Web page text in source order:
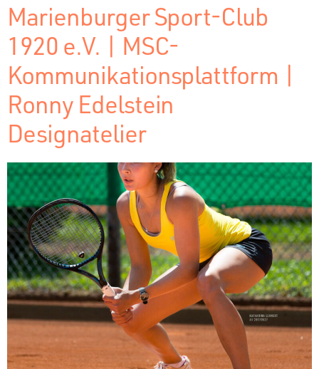
Marienburger Sport-Club
1920 e.V. | MSC-
Kommunikationsplattform |
Ronny Edelstein
Designatelier